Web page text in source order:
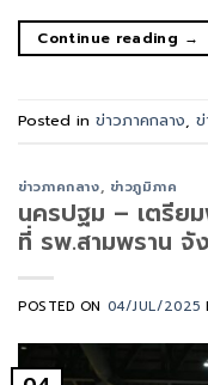
Continue reading →
Posted in ข่าวภาคกลาง,
ข่าวภาคกลาง, ข่าวภูมิภาค
นครปฐม – เตรีย
ที่ รพ.สามพราน จั
POSTED ON 04/JUL/2025